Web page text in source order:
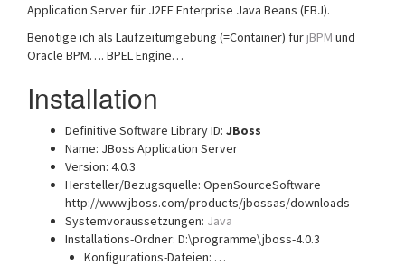
Application Server für J2EE Enterprise Java Beans (EBJ).
Benötige ich als Laufzeitumgebung (=Container) für jBPM und
Oracle BPM…. BPEL Engine…
Installation
Definitive Software Library ID: JBoss
Name: JBoss Application Server
Version: 4.0.3
Hersteller/Bezugsquelle: OpenSourceSoftware
http://www.jboss.com/products/jbossas/downloads
Systemvoraussetzungen: Java
Installations-Ordner: D:\programme\jboss-4.0.3
Konfigurations-Dateien: …